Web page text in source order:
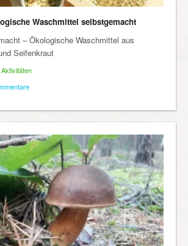
Waschmittel selbstgemacht
– Ökologische Waschmittel aus
Seifenkraut